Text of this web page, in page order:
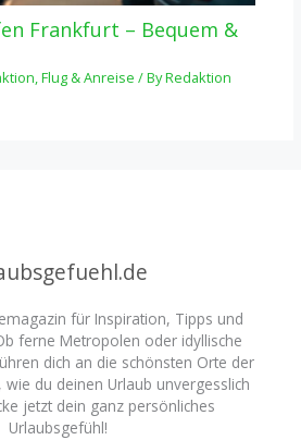
Frankfurt – Bequem &
,Flug & Anreise / ByRedaktion
für Inspiration, Tipps und
ferne Metropolen oder idyllische
dich an die schönsten Orte der
du deinen Urlaub unvergesslich
jetzt dein ganz persönliches
Urlaubsgefühl!